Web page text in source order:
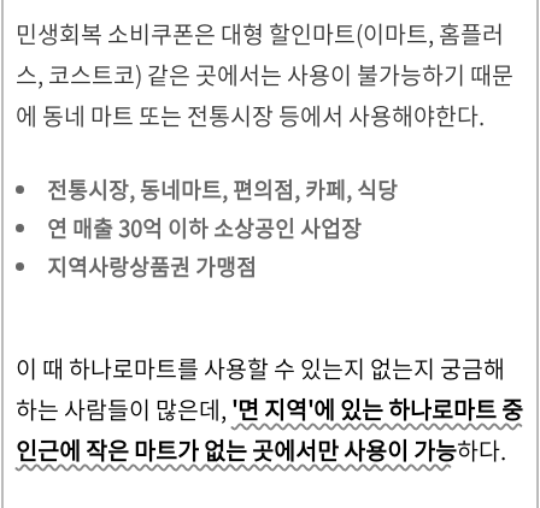
민생회복 소비쿠폰은 대형 할인마트(이마트, 홈플러
스, 코스트코) 같은 곳에서는 사용이 불가능하기 때문
에 동네 마트 또는 전통시장 등에서 사용해야한다.
전통시장, 동네마트, 편의점, 카페, 식당
연 매출 30억 이하 소상공인 사업장
지역사랑상품권 가맹점
이 때 하나로마트를 사용할 수 있는지 없는지 궁금해
하는 사람들이 많은데, '면 지역'에 있는 하나로마트 중
인근에 작은 마트가 없는 곳에서만 사용이 가능하다.